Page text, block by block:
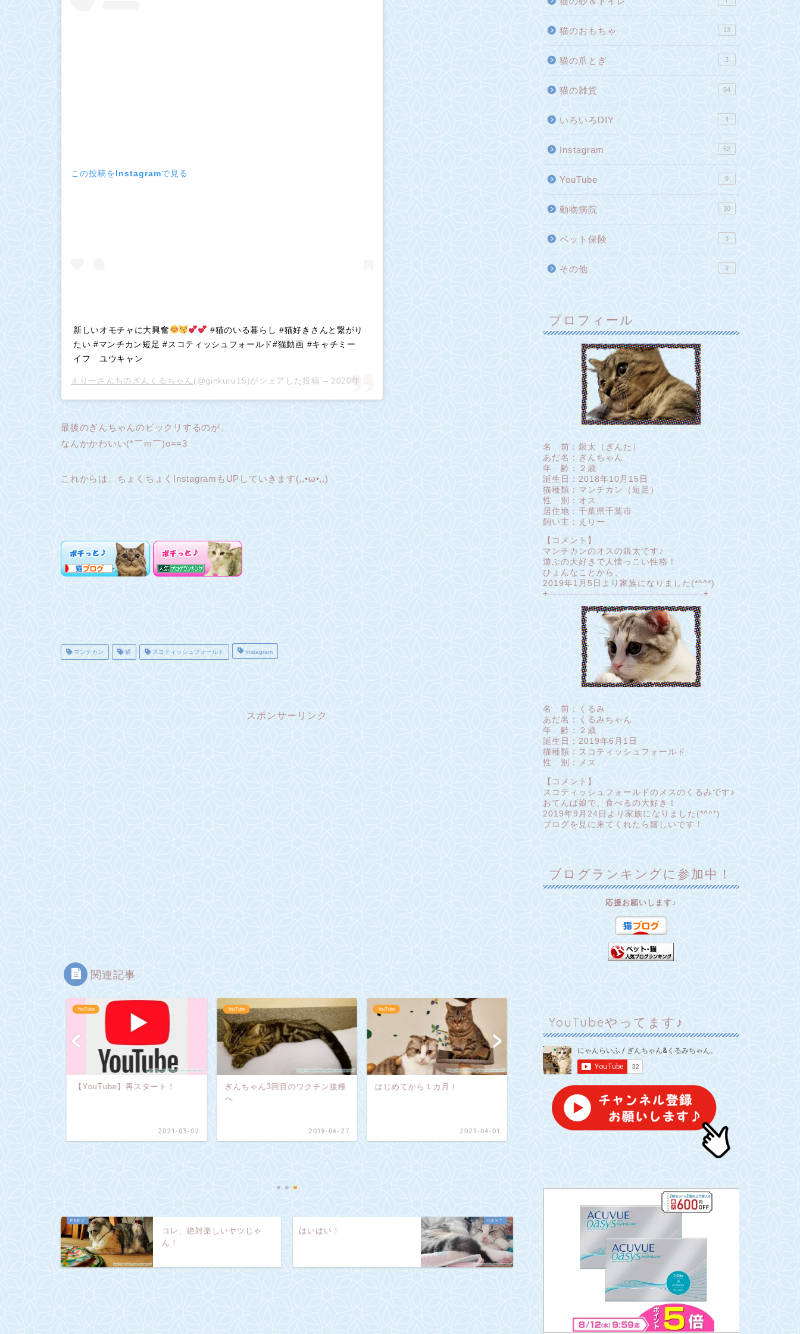
この投稿をInstagramで見る
新しいオモチャに大興奮
#猫のいる暮らし #猫好きさんと繋がり
たい #マンチカン短足 #スコティッシュフォールド#猫動画 #キャチミー
イフ ユウキャン
えりーさんちのぎんくるちゃん(@ginkuru15)がシェアした投稿 – 2020年 7月月15日午前3時43分PDT
最後のぎんちゃんのビックリするのが、
なんかかわいい(*￣ｍ￣)o==3
これからは、ちょくちょくInstagramもUPしていきます(,,•ω•,,)
マンチカン 猫 スコティッシュフォールド Instagram
スポンサーリンク
関連記事
YouTube
【YouTube】再スタート！
2021-03-02
YouTube
ぎんちゃん3回目のワクチン接種
へ
2019-06-27
YouTube
はじめてから１カ月！
2021-04-01
2021-03-02
ぎんちゃん3回目のワクチン接種
2019-06-27
コレ、絶対楽しいヤツじゃ
ん！
はいはい！
猫のおもちゃ 13
猫の爪とぎ 3
猫の雑貨 54
いろいろDIY 4
Instagram 52
YouTube 9
動物病院 30
ペット保険 3
その他 9
プロフィール
名 前：銀太（ぎんた）
あだ名：ぎんちゃん
年 齢：２歳
誕生日：2018年10月15日
猫種類：マンチカン（短足）
性 別：オス
居住地：千葉県千葉市
飼い主：えりー
【コメント】
マンチカンのオスの銀太です♪
遊ぶの大好きで人懐っこい性格！
ひょんなことから、
2019年1月5日より家族になりました(*^^*)
+—————————————————-+
名 前：くるみ
あだ名：くるみちゃん
年 齢：２歳
誕生日：2019年6月1日
猫種類：スコティッシュフォールド
性 別：メス
【コメント】
スコティッシュフォールドのメスのくるみです♪
おてんば娘で、食べるの大好き！
2019年9月24日より家族になりました(*^^*)
ブログを見に来てくれたら嬉しいです！
ブログランキングに参加中！
応援お願いします♪
YouTubeやってます♪